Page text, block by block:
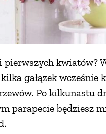
pierwszych kwiatów?
gałązek wcześnie
Po kilkunastu
parapecie będziesz